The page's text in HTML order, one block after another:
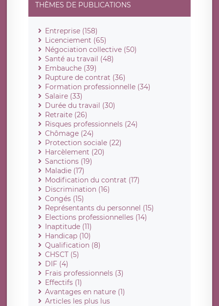
THÈMES DE PUBLICATIONS
Entreprise (158)
Licenciement (65)
Négociation collective (50)
Santé au travail (48)
Embauche (39)
Rupture de contrat (36)
Formation professionnelle (34)
Salaire (33)
Durée du travail (30)
Retraite (26)
Risques professionnels (24)
Chômage (24)
Protection sociale (22)
Harcèlement (20)
Sanctions (19)
Maladie (17)
Modification du contrat (17)
Discrimination (16)
Congés (15)
Représentants du personnel (15)
Elections professionnelles (14)
Inaptitude (11)
Handicap (10)
Qualification (8)
CHSCT (5)
DIF (4)
Frais professionnels (3)
Effectifs (1)
Avantages en nature (1)
Articles les plus lus